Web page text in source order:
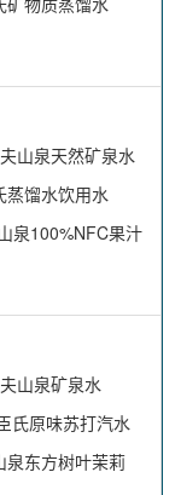
山泉天然矿泉水
蒸馏水饮用水
泉100%NFC果汁
山泉矿泉水
氏原味苏打汽水
东方树叶茉莉